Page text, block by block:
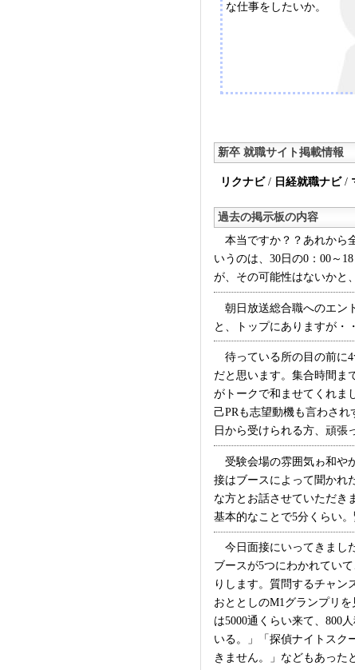
ティブな課題もあった。
な仕事をしたいか。
新卒 就職サイト掲載情報
リクナビ/ 日経就職ナビ/
過去の掲示板の内容
本当ですか？？あれから
いうのは、30日の0：00～
が、その可能性はないかと
朝日放送総合職へのエン
と、トップにありますが・
待っている所の目の前に4
だと思います。集合時間ま
がトークで和ませてくれま
己PRも志望動機も言わさ
日から受けられる方、頑張
受験会場の雰囲気ゎ和や
接はブースによって聞かれ
な方とお話させていただき
基本的なことで5分くらい
今日面接にいってきまし
ブースが5つにわかれてい
りします。質問するチャン
おととしのM1グランプリ
は5000通くらい来て、800
いる。」「探偵ナイトスク
きません。」などもあった